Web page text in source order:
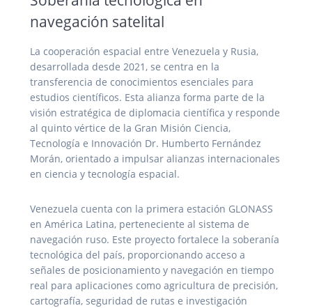
navegación satelital
La cooperación espacial entre Venezuela y Rusia,
desarrollada desde 2021, se centra en la
transferencia de conocimientos esenciales para
estudios científicos. Esta alianza forma parte de la
visión estratégica de diplomacia científica y responde
al quinto vértice de la Gran Misión Ciencia,
Tecnología e Innovación Dr. Humberto Fernández
Morán, orientado a impulsar alianzas internacionales
en ciencia y tecnología espacial.
Venezuela cuenta con la primera estación GLONASS
en América Latina, perteneciente al sistema de
navegación ruso. Este proyecto fortalece la soberanía
tecnológica del país, proporcionando acceso a
señales de posicionamiento y navegación en tiempo
real para aplicaciones como agricultura de precisión,
cartografía, seguridad de rutas e investigación